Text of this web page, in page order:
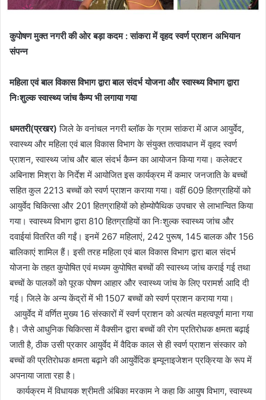
कुपोषण मुक्त नगरी की ओर बड़ा कदम : सांकरा में वृहद स्वर्ण प्राशन अभियान
संपन्न
महिला एवं बाल विकास विभाग द्वारा बाल संदर्भ योजना और स्वास्थ्य विभाग द्वारा
निःशुल्क स्वास्थ्य जांच कैम्प भी लगाया गया
धमतरी(प्रखर) जिले के वनांचल नगरी ब्लॉक के ग्राम सांकरा में आज आयुर्वेद,
स्वास्थ्य और महिला एवं बाल विकास विभाग के संयुक्त तत्वावधान में वृहद स्वर्ण
प्राशन, स्वास्थ्य जांच और बाल संदर्भ कैम्न का आयोजन किया गया। कलेक्टर
अबिनाश मिश्रा के निर्देश में आयोजित इस कार्यक्रम में कमार जनजाति के बच्चों
सहित कुल 2213 बच्चों को स्वर्ण प्राशन कराया गया। वहीं 609 हितग्राहियों को
आयुर्वेद चिकित्सा और 201 हितग्राहियों को होम्योपैथिक उपचार से लाभान्वित किया
गया। स्वास्थ्य विभाग द्वारा 810 हितग्राहियों का निःशुल्क स्वास्थ्य जांच और
दवाईयां वितरित की गईं। इनमें 267 महिलाएं, 242 पुरूष, 145 बालक और 156
बालिकाएं शामिल हैं। इसी तरह महिला एवं बाल विकास विभाग द्वारा बाल संदर्भ
योजना के तहत कुपोषित एवं मध्यम कुपोषित बच्चों की स्वास्थ्य जांच कराई गई तथा
बच्चों के पालकों को पूरक पोषण आहार और स्वास्थ्य जांच के लिए परामर्श आदि दी
गई। जिले के अन्य केंद्रों में भी 1507 बच्चों को स्वर्ण प्राशन कराया गया।
आयुर्वेद में वर्णित मुख्य 16 संस्कारों में स्वर्ण प्राशन को अत्यंत महत्वपूर्ण माना गया
है। जैसे आधुनिक चिकित्सा में वैक्सीन द्वारा बच्चों की रोग प्रतिरोधक क्षमता बढ़ाई
जाती है, ठीक उसी प्रकार आयुर्वेद में वैदिक काल से ही स्वर्ण प्राशन संस्कार को
बच्चों की प्रतिरोधक क्षमता बढ़ाने की आयुर्वेदिक इम्यूनाइजेशन प्रक्रिया के रूप में
अपनाया जाता रहा है।
कार्यक्रम में विधायक श्रीमती अंबिका मरकाम ने कहा कि आयुष विभाग, स्वास्थ्य